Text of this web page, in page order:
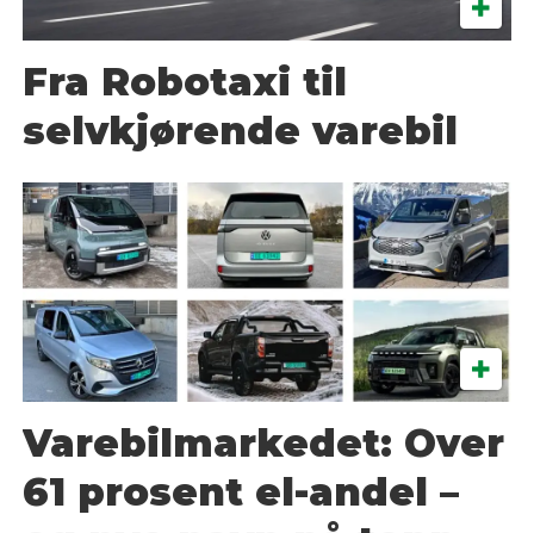
Fra Robotaxi til
selvkjørende varebil
Varebilmarkedet: Over
61 prosent el-andel –